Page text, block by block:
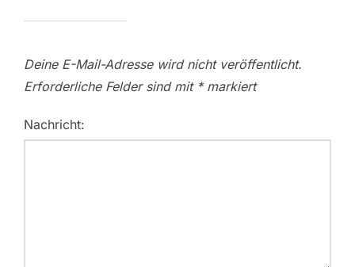
Deine E-Mail-Adresse wird nicht veröffentlicht.
Erforderliche Felder sind mit *markiert
Nachricht: